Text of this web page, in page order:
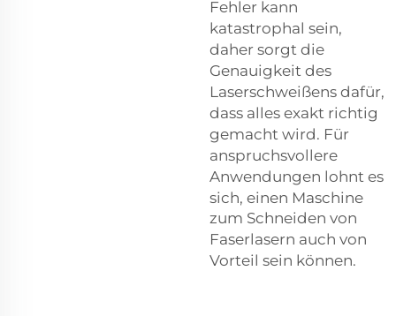
Fehler kann
katastrophal sein,
daher sorgt die
Genauigkeit des
Laserschweißens dafür,
dass alles exakt richtig
gemacht wird. Für
anspruchsvollere
Anwendungen lohnt es
sich, einen Maschine
zum Schneiden von
Faserlasern auch von
Vorteil sein können.